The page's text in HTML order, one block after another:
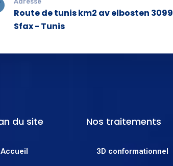
Route de tunis km2 av elbosten 3099
Sfax - Tunis
du site
Accueil
Nos traitements
3D conformationnel